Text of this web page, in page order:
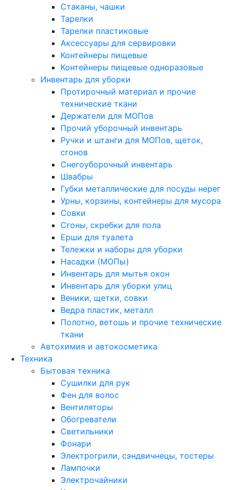
Стаканы, чашки
Тарелки
Тарелки пластиковые
Аксессуары для сервировки
Контейнеры пищевые
Контейнеры пищевые одноразовые
Инвентарь для уборки
Протирочный материал и прочие
технические ткани
Держатели для МОПов
Прочий уборочный инвентарь
Ручки и штанги для МОПов, щеток,
сгонов
Снегоуборочный инвентарь
Швабры
Губки металлические для посуды нерег
Урны, корзины, контейнеры для мусора
Совки
Сгоны, скребки для пола
Ерши для туалета
Тележки и наборы для уборки
Насадки (МОПы)
Инвентарь для мытья окон
Инвентарь для уборки улиц
Веники, щетки, совки
Ведра пластик, металл
Полотно, ветошь и прочие технические
ткани
Автохимия и автокосметика
Техника
Бытовая техника
Сушилки для рук
Фен для волос
Вентиляторы
Обогреватели
Светильники
Фонари
Электрогрили, сэндвичнецы, тостеры
Лампочки
Электрочайники